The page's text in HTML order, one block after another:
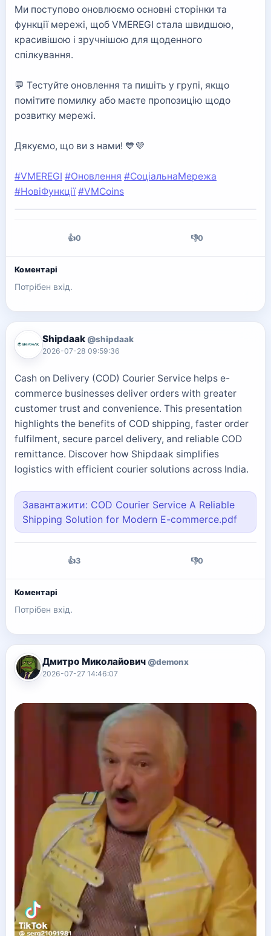
Ми поступово оновлюємо основні сторінки та
функції мережі, щоб VMEREGI стала швидшою,
красивішою і зручнішою для щоденного
спілкування.
💬 Тестуйте оновлення та пишіть у групі, якщо
помітите помилку або маєте пропозицію щодо
розвитку мережі.
Дякуємо, що ви з нами! 💙💜
#VMEREGI #Оновлення #СоціальнаМережа
#НовіФункції #VMCoins
👍0 👎0
Коментарі
Потрібен вхід.
Shipdaak @shipdaak
2026-07-28 09:59:36
Cash on Delivery (COD) Courier Service helps e-
commerce businesses deliver orders with greater
customer trust and convenience. This presentation
highlights the benefits of COD shipping, faster order
fulfilment, secure parcel delivery, and reliable COD
remittance. Discover how Shipdaak simplifies
logistics with efficient courier solutions across India.
Завантажити: COD Courier Service A Reliable
Shipping Solution for Modern E-commerce.pdf
👍3 👎0
Коментарі
Потрібен вхід.
Дмитро Миколайович @demonx
2026-07-27 14:46:07